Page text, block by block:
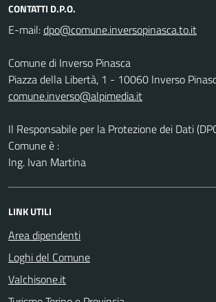
CONTATTI D.P.O.
E-mail:
Comune di Inverso Pinasca
Piazza della Libertà, 1 - 10060 Inverso
comune.inverso@alpimedia.it
Il Responsabile per la Protezione dei Dati
Comune è :
Ing. Ivan Martina
LINK UTILI
Area dipendenti
Loghi del Comune
Valchisone.it